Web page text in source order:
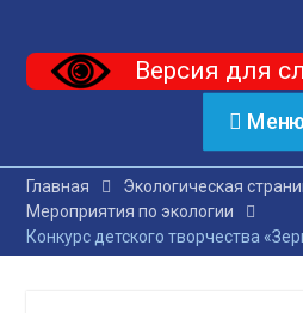
Версия для
Меню
Главная
Экологическая
Мероприятия по экологии
Конкурс детского творчества